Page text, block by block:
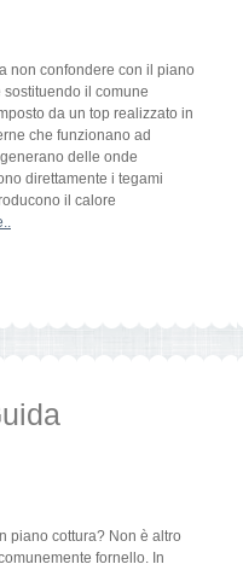
non confondere con il piano
il comune
da un top realizzato in
che funzionano ad
delle onde
direttamente i tegami
il calore
piano cottura? Non è altro
fornello. In